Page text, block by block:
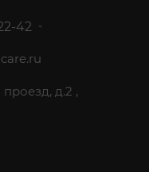
42
д.2 ,